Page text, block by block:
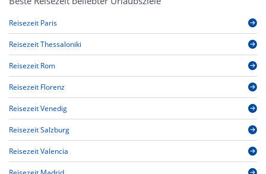
Reisezeit Paris
Reisezeit Thessaloniki
Reisezeit Rom
Reisezeit Florenz
Reisezeit Venedig
Reisezeit Salzburg
Reisezeit Valencia